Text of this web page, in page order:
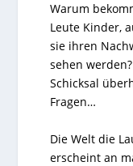
Warum
Leute Kinder,
sie ihren
sehen
Schicksal
Fragen…
Die Welt die
erscheint an